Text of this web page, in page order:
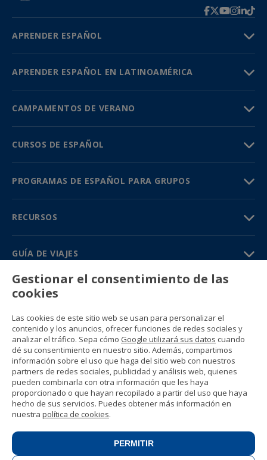
APRENDER ESPAÑOL
APRENDER ESPAÑOL EN LATINOAMÉRICA
CAMPAMENTOS DE VERANO
CURSOS DE ESPAÑOL
PROGRAMAS DE ESPAÑOL PARA GRUPOS
RECURSOS
GUÍA DE VIAJES
PARTNERS
Contacto
Precios y catálogos
(+34) 91 594 37 76
Gustavo Fernández Balbuena, 11
28002 Madrid, Spain
Sitemap
Condiciones generales
Política de privacidad
Política de cookies
(CIF B-79946729) Todos los derechos
reservados.
Gestionar el consentimiento de las
cookies
Las cookies de este sitio web se usan para personalizar el
contenido y los anuncios, ofrecer funciones de redes sociales y
analizar el tráfico. Sepa cómo Google utilizará sus datos cuando
dé su consentimiento en nuestro sitio. Además, compartimos
información sobre el uso que haga del sitio web con nuestros
partners de redes sociales, publicidad y análisis web, quienes
pueden combinarla con otra información que les haya
proporcionado o que hayan recopilado a partir del uso que haya
hecho de sus servicios. Puedes obtener más información en
nuestra política de cookies.
PERMITIR